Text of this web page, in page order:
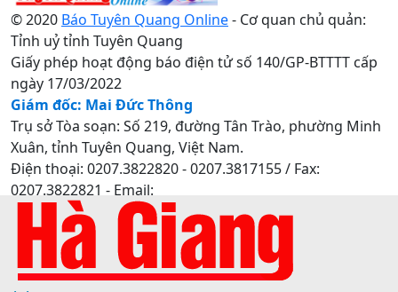
© 2020 Báo Tuyên Quang Online- Cơ quan chủ quản:
Tỉnh uỷ tỉnh Tuyên Quang
Giấy phép hoạt động báo điện tử số 140/GP-BTTTT cấp
ngày 17/03/2022
Giám đốc: Mai Đức Thông
Trụ sở Tòa soạn: Số 219, đường Tân Trào, phường Minh
Xuân, tỉnh Tuyên Quang, Việt Nam.
Điện thoại: 0207.3822820 - 0207.3817155 / Fax:
0207.3822821 - Email:
baotuyenquang.com.vn@gmail.com